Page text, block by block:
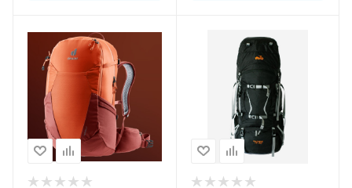
Объем
20-40